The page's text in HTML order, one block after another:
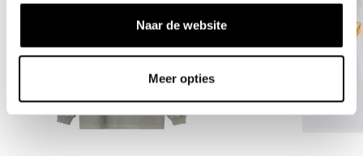
Naar de website
Meer opties